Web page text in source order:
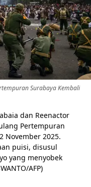
Surabaya Kembali
dan Reenactor
Pertempuran
November 2025.
puisi, disusul
yang menyobek
AFP)